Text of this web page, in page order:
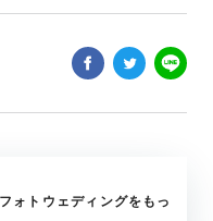
ォトウェディングをもっ